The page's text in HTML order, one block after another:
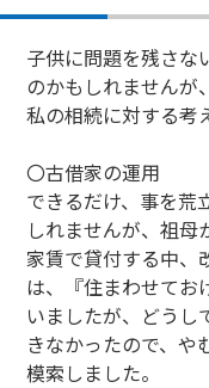
子供に問題を残さな
のかもしれませんが
私の相続に対する考
〇古借家の運用
できるだけ、事を荒
しれませんが、祖
家賃で貸付する中、
は、『住まわせてお
いましたが、どうし
きなかったので、や
模索しました。